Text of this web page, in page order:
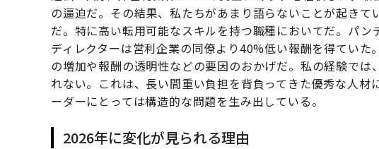
の逼迫だ。その結果、私たちがあまり語らないことが起き
だ。特に高い転用可能なスキルを持つ職種においてだ。パ
ディレクターは営利企業の同僚より40%低い報酬を得ていた
の増加や報酬の透明性などの要因のおかげだ。私の経験で
れない。これは、長い間重い負担を背負ってきた優秀な人材
ーダーにとっては構造的な問題を生み出している。
2026年に変化が見られる理由